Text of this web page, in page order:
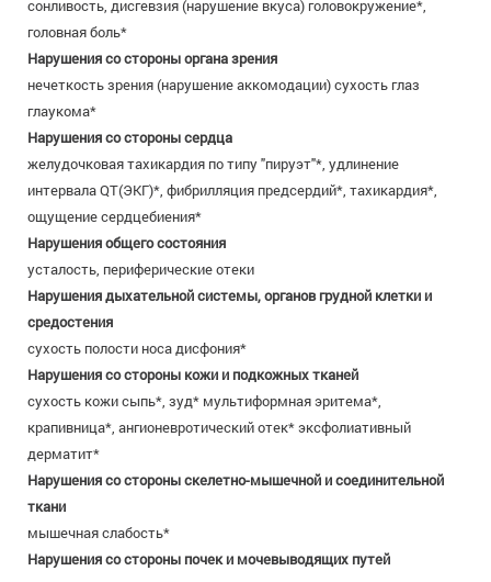
сонливость, дисгевзия (нарушение вкуса) головокружение*,
головная боль*
Нарушения со стороны органа зрения
нечеткость зрения (нарушение аккомодации) сухость глаз
глаукома*
Нарушения со стороны сердца
желудочковая тахикардия по типу "пируэт"*, удлинение
интервала QT(ЭКГ)*, фибрилляция предсердий*, тахикардия*,
ощущение сердцебиения*
Нарушения общего состояния
усталость, периферические отеки
Нарушения дыхательной системы, органов грудной клетки и
средостения
сухость полости носа дисфония*
Нарушения со стороны кожи и подкожных тканей
сухость кожи сыпь*, зуд* мультиформная эритема*,
крапивница*, ангионевротический отек* эксфолиативный
дерматит*
Нарушения со стороны скелетно-мышечной и соединительной
ткани
мышечная слабость*
Нарушения со стороны почек и мочевыводящих путей